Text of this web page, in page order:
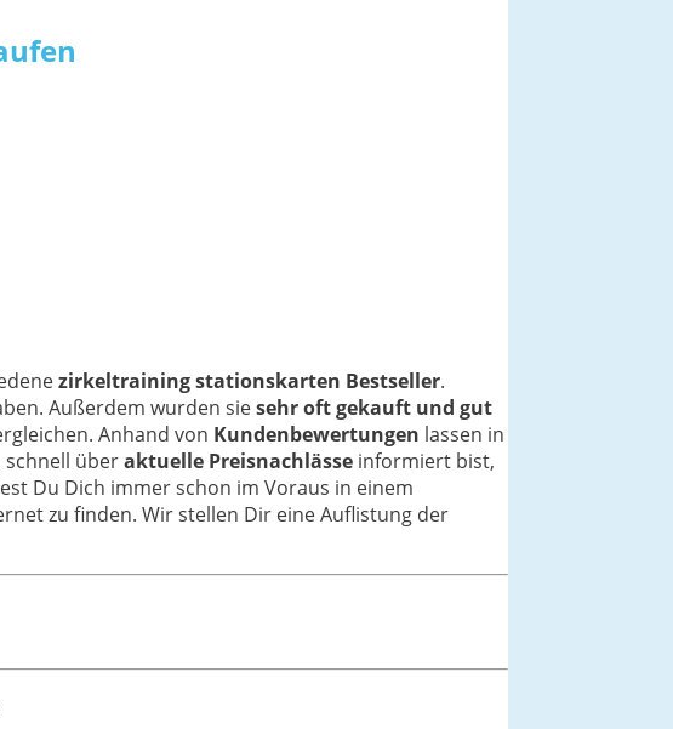
zirkeltraining stationskarten Bestseller.
Außerdem wurden siesehr oft gekauft und gut
Anhand von Kundenbewertungen lassen in
schnell überaktuelle Preisnachlässe informiert bist,
Du Dich immer schon im Voraus in einem
zu finden. Wir stellen Dir eine Auflistung der